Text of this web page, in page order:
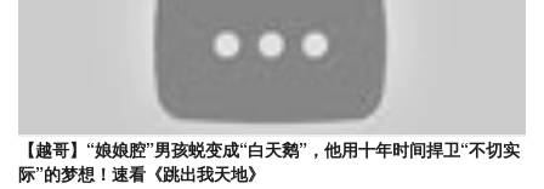
【越哥】“娘娘腔”男孩蜕变成“白天鹅”，他用十年时间捍卫“不切实
际”的梦想！速看《跳出我天地》